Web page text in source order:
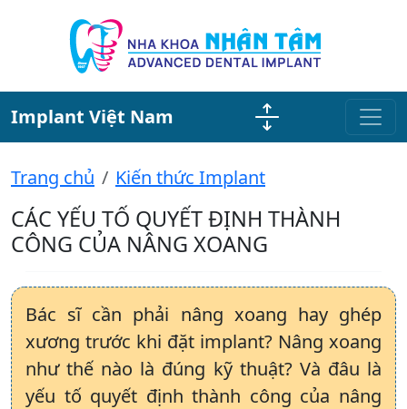
Implant Việt Nam
Trang chủ Kiến thức Implant
CÁC YẾU TỐ QUYẾT ĐỊNH THÀNH
CÔNG CỦA NÂNG XOANG
Bác sĩ cần phải nâng xoang hay ghép
xương trước khi đặt implant? Nâng xoang
như thế nào là đúng kỹ thuật? Và đâu là
yếu tố quyết định thành công của nâng